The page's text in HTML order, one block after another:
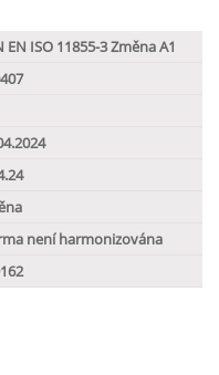
EN ISO 11855-3 Změna A1
není harmonizována